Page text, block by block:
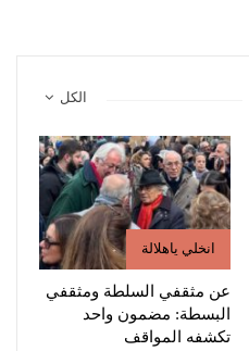
الكل
انخلي ياهلالة
عن مثقفي السلطة ومثقفي
البسطة: مضمون واحد
تكشفه المواقف